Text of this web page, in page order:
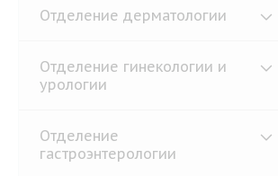
Отделение дерматологии
Отделение гинекологии и
урологии
Отделение
гастроэнтерологии